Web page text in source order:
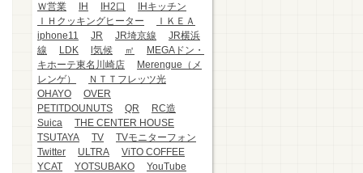
Ｗ営業
IH IH2口
IHキッチン
ＩＨクッキングヒーター
ＩＫＥＡ
iphone11
JR JR埼京線
JR横浜
線
LDK l気候 ㎡
MEGAドン・
キホーテ東名川崎店
Merengue（メ
レンゲ）
ＮＴＴフレッツ光
OHAYO
OVER
PETITDOUNUTS
QR
RC造
Suica
THE CENTER HOUSE
TSUTAYA
TV
TVモニターフォン
Twitter
ULTRA
ViTO COFFEE
YCAT
YOTSUBAKO
YouTube